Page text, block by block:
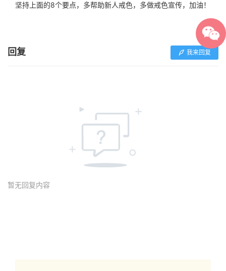
坚持上面的8个要点，多帮助新人戒色，多做戒色宣传，加油！
回复 我来回复
暂无回复内容